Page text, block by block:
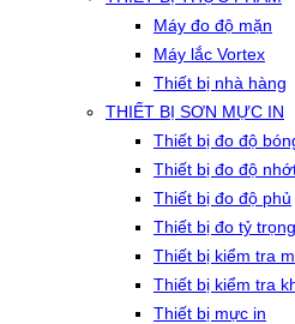
Máy đo độ mặn
Máy lắc Vortex
Thiết bị nhà hàng
THIẾT BỊ SƠN MỰC IN
Thiết bị đo độ
Thiết bị đo độ
Thiết bị đo độ phủ
Thiết bị đo tỷ trọng
Thiết bị kiểm tra
Thiết bị kiểm tra
Thiết bị mực in